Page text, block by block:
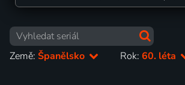
Země: Španělsko Rok:60. léta